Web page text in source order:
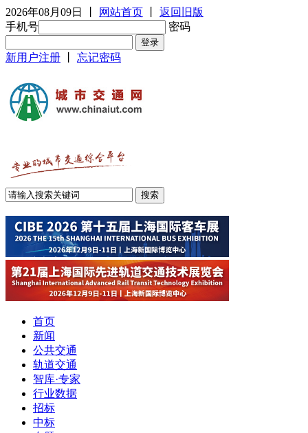
2026年08月09日 网站首页
返回旧版
手机号
密码
新用户注册 忘记密码
首页
新闻
公共交通
轨道交通
智库·专家
行业数据
招标
中标